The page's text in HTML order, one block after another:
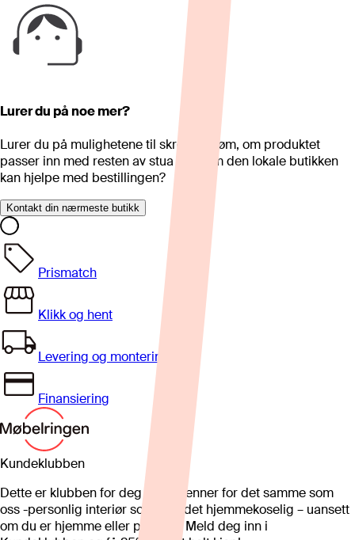
Lurer du på noe mer?
Lurer du på mulighetene til skreddersøm, om produktet
passer inn med resten av stua eller om den lokale butikken
kan hjelpe med bestillingen?
Kontakt din nærmeste butikk
Prismatch
Klikk og hent
Levering og montering
Finansiering
Kundeklubben
Dette er klubben for deg som brenner for det samme som
oss -personlig interiør som gjør det hjemmekoselig – uansett
om du er hjemme eller på hytta. Meld deg inn i